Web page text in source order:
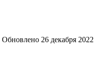
Обновлено 26 декабря 2022